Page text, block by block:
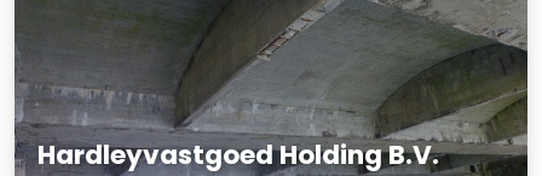
Hardleyvastgoed Holding B.V.